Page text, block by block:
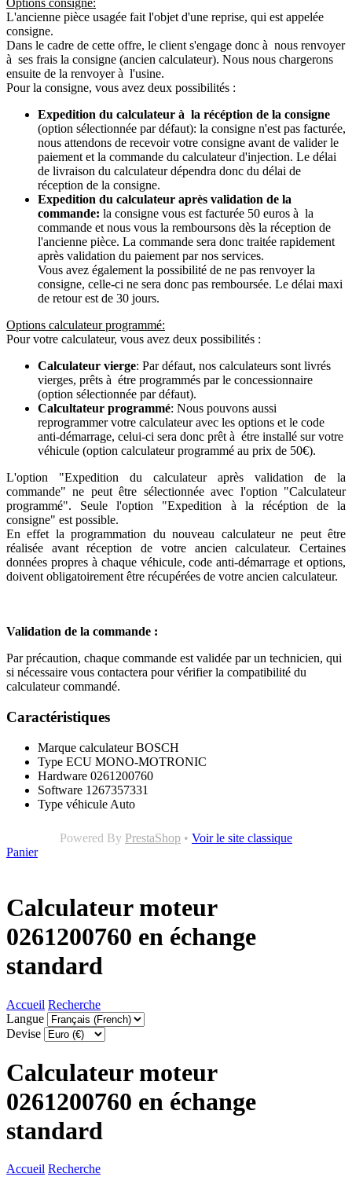
Options consigne:
L'ancienne pièce usagée fait l'objet d'une reprise, qui est appelée
consigne.
Dans le cadre de cette offre, le client s'engage donc à nous renvoyer
à ses frais la consigne (ancien calculateur). Nous nous chargerons
ensuite de la renvoyer à l'usine.
Pour la consigne, vous avez deux possibilités :
Expedition du calculateur à la récéption de la consigne
(option sélectionnée par défaut): la consigne n'est pas facturée,
nous attendons de recevoir votre consigne avant de valider le
paiement et la commande du calculateur d'injection. Le délai
de livraison du calculateur dépendra donc du délai de
réception de la consigne.
Expedition du calculateur après validation de la
commande: la consigne vous est facturée 50 euros à la
commande et nous vous la remboursons dès la réception de
l'ancienne pièce. La commande sera donc traitée rapidement
après validation du paiement par nos services.
Vous avez également la possibilité de ne pas renvoyer la
consigne, celle-ci ne sera donc pas remboursée. Le délai maxi
de retour est de 30 jours.
Options calculateur programmé:
Pour votre calculateur, vous avez deux possibilités :
Calculateur vierge: Par défaut, nos calculateurs sont livrés
vierges, prêts à étre programmés par le concessionnaire
(option sélectionnée par défaut).
Calcultateur programmé: Nous pouvons aussi
reprogrammer votre calculateur avec les options et le code
anti-démarrage, celui-ci sera donc prêt à étre installé sur votre
véhicule (option calculateur programmé au prix de 50€).
L'option "Expedition du calculateur après validation de la
commande" ne peut être sélectionnée avec l'option "Calculateur
programmé". Seule l'option "Expedition à la récéption de la
consigne" est possible.
En effet la programmation du nouveau calculateur ne peut être
réalisée avant réception de votre ancien calculateur. Certaines
données propres à chaque véhicule, code anti-démarrage et options,
doivent obligatoirement être récupérées de votre ancien calculateur.
Validation de la commande :
Par précaution, chaque commande est validée par un technicien, qui
si nécessaire vous contactera pour vérifier la compatibilité du
calculateur commandé.
Caractéristiques
Marque calculateur BOSCH
Type ECU MONO-MOTRONIC
Hardware 0261200760
Software 1267357331
Type véhicule Auto
Powered By PrestaShop • Voir le site classique
Panier
Calculateur moteur
0261200760 en échange
standard
Accueil Recherche
Langue
Devise
Calculateur moteur
0261200760 en échange
standard
Accueil Recherche